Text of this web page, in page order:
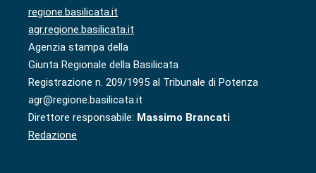
regione.basilicata.it
agr.regione.basilicata.it
Agenzia stampa della
Giunta Regionale della Basilicata
Registrazione n. 209/1995 al Tribunale di Potenza
agr@regione.basilicata.it
Direttore responsabile: Massimo Brancati
Redazione